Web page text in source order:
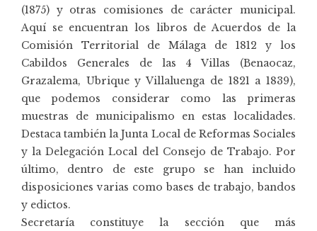
(1875) y otras comisiones de carácter municipal.
Aquí se encuentran los libros de Acuerdos de la
Comisión Territorial de Málaga de 1812 y los
Cabildos Generales de las 4 Villas (Benaocaz,
Grazalema, Ubrique y Villaluenga de 1821 a 1839),
que podemos considerar como las primeras
muestras de municipalismo en estas localidades.
Destaca también la Junta Local de Reformas Sociales
y la Delegación Local del Consejo de Trabajo. Por
último, dentro de este grupo se han incluido
disposiciones varias como bases de trabajo, bandos
y edictos.
Secretaría constituye la sección que más